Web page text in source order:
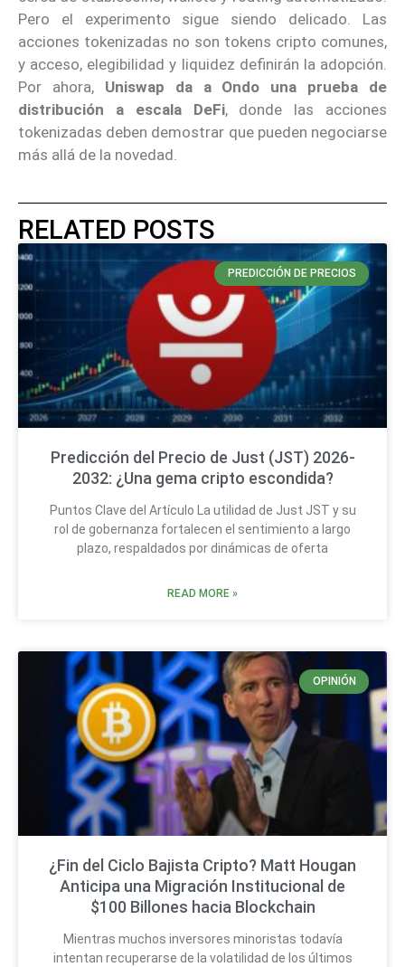
Pero el experimento sigue siendo delicado. Las
acciones tokenizadas no son tokens cripto comunes,
y acceso, elegibilidad y liquidez definirán la adopción.
Por ahora, Uniswap da a Ondo una prueba de
distribución a escala DeFi, donde las acciones
tokenizadas deben demostrar que pueden negociarse
más allá de la novedad.
RELATED POSTS
PREDICCIÓN DE PRECIOS
Predicción del Precio de Just (JST) 2026-
2032: ¿Una gema cripto escondida?
Puntos Clave del Artículo La utilidad de Just JST y su
rol de gobernanza fortalecen el sentimiento a largo
plazo, respaldados por dinámicas de oferta
READ MORE »
OPINIÓN
¿Fin del Ciclo Bajista Cripto? Matt Hougan
Anticipa una Migración Institucional de
$100 Billones hacia Blockchain
Mientras muchos inversores minoristas todavía
intentan recuperarse de la volatilidad de los últimos